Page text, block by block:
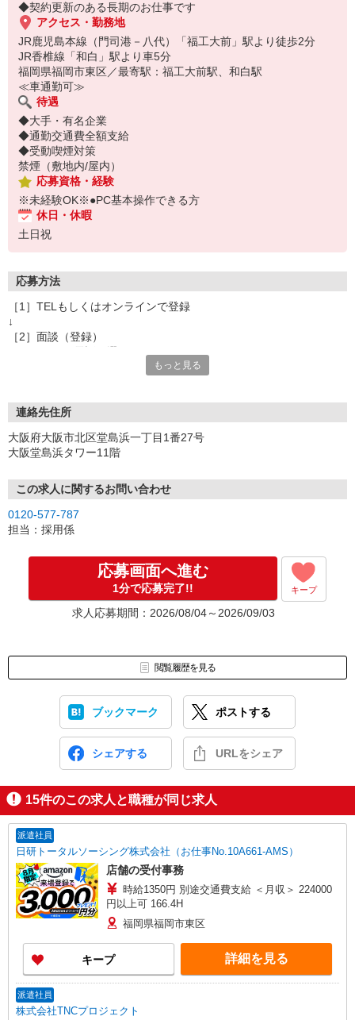
◆契約更新のある長期のお仕事です
アクセス・勤務地
JR鹿児島本線（門司港－八代）「福工大前」駅より徒歩2分
JR香椎線「和白」駅より車5分
福岡県福岡市東区／最寄駅：福工大前駅、和白駅
≪車通勤可≫
待遇
◆大手・有名企業
◆通勤交通費全額支給
◆受動喫煙対策
禁煙（敷地内/屋内）
応募資格・経験
※未経験OK※●PC基本操作できる方
休日・休暇
土日祝
応募方法
［1］TELもしくはオンラインで登録
↓
［2］面談（登録）
［3］お仕事の紹介
ご希望条件に合うお仕事があればその他のお仕事もご紹介
↓
就業にあたっての手続きを行います。
↓
［5］お仕事スタート
出勤初日は営業担当が同行するので
※ご応募のタイミングによっては募集が終了している場合もござい
ます。予めご了承ください。
もっと見る
連絡先住所
大阪府大阪市北区堂島浜一丁目1番27号
大阪堂島浜タワー11階
この求人に関するお問い合わせ
0120-577-787
担当：採用係
応募画面へ進む
1分で応募完了!! キープ
求人応募期間：2026/08/04～2026/09/03
閲覧履歴を見る
ブックマーク ポストする
シェアする URLをシェア
15件のこの求人と職種が同じ求人
派遣社員
日研トータルソーシング株式会社（お仕事No.10A661-AMS）
店舗の受付事務
時給1350円 別途交通費支給 ＜月収＞ 224000
円以上可 166.4H
福岡県福岡市東区
キープ 詳細を見る
派遣社員
株式会社TNCプロジェクト